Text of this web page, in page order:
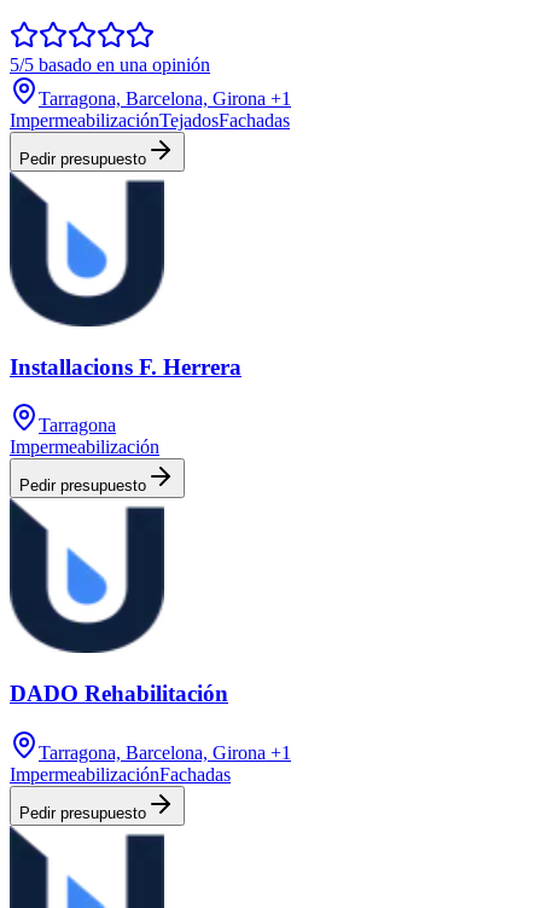
5/5 basado en una opinión
Tarragona, Barcelona, Girona +1
ImpermeabilizaciónTejadosFachadas
Pedir presupuesto
Installacions F. Herrera
Tarragona
Impermeabilización
Pedir presupuesto
DADO Rehabilitación
Tarragona, Barcelona, Girona +1
ImpermeabilizaciónFachadas
Pedir presupuesto